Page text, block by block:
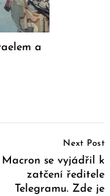
a
Next Post
Macron se vyjádřil k
zatčení ředitele
Telegramu. Zde je